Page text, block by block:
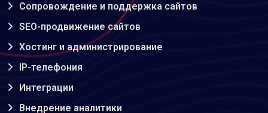
Сопровождение и поддержка сайтов
SEO-продвижение сайтов
Хостинг и администрирование
IP-телефония
Интеграции
Внедрение аналитики